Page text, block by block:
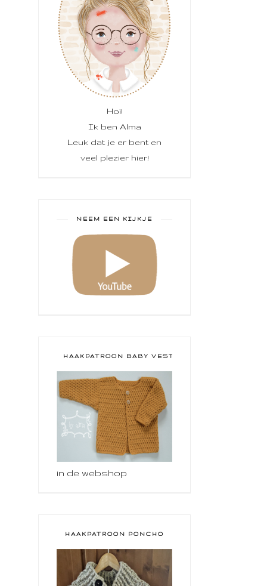
Hoi!
Ik ben Alma
Leuk dat je er bent en
veel plezier hier!
NEEM EEN KIJKJE
HAAKPATROON BABY VESTJE
in de webshop
HAAKPATROON PONCHO